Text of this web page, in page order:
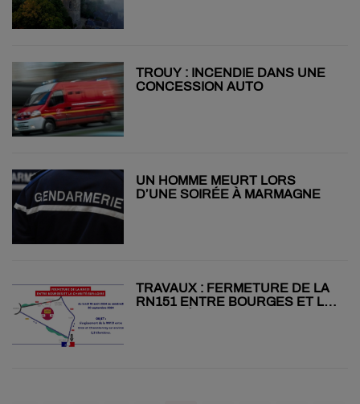
TROUY : INCENDIE DANS UNE
CONCESSION AUTO
UN HOMME MEURT LORS
D’UNE SOIRÉE À MARMAGNE
TRAVAUX : FERMETURE DE LA
RN151 ENTRE BOURGES ET LA